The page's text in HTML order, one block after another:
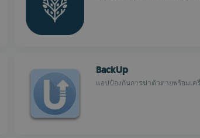
BackUp
แอปป้องกันการฆ่าตัวตายพร้อมเ